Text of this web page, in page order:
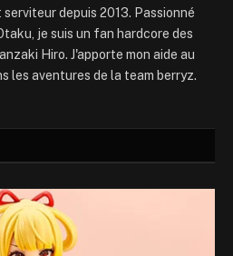
depuis 2013. Passionné
je suis un fan hardcore des
Hiro. J'apporte mon aide au
les aventures de la team berryz.